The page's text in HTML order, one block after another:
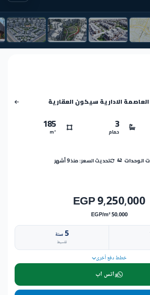
الادارية سيكون العقارية
3
حمام
185
m²
الوحدات 42
تحديث السعر: منذ 9 أشهر
9,250,000 EGP
50,000 EGP/m²
5سنة
تقسيط
خطط دفع أخرى
واتس اب